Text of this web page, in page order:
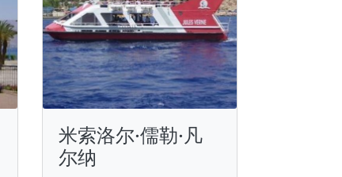
米索洛尔·儒勒·凡
尔纳